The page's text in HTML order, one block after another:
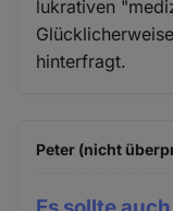
lukrativen
hinterfragt.
Peter (nicht